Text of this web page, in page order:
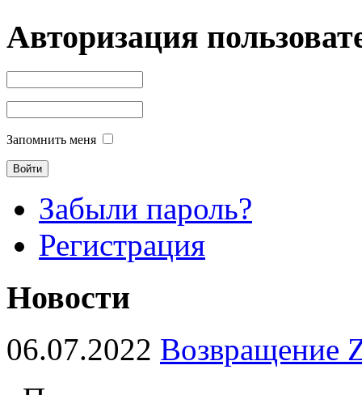
Авторизация
Запомнить меня
Забыли пароль?
Регистрация
Новости
06.07.2022 Возвращение